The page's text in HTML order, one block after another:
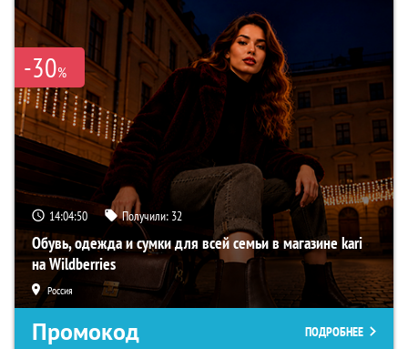
-30%
14:04:49 Получили: 32
Обувь, одежда и сумки для всей семьи в магазине kari
на Wildberries
Россия
Промокод ПОДРОБНЕЕ